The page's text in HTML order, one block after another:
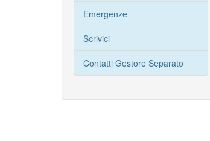
Emergenze
Scrivici
Contatti Gestore Separato